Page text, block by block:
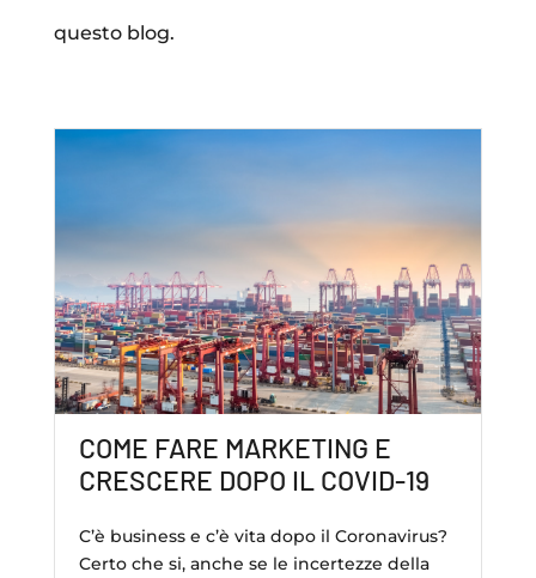
questo blog.
COME FARE MARKETING E
CRESCERE DOPO IL COVID-19
C’è business e c’è vita dopo il Coronavirus?
Certo che si, anche se le incertezze della